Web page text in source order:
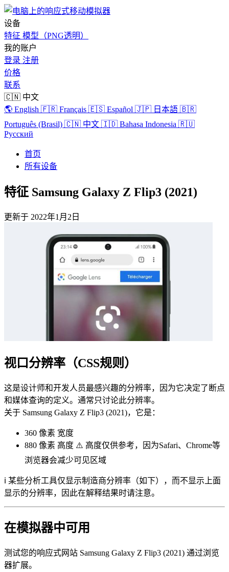
设备
特征 模型（PNG透明）
我的账户
登录 注册
价格
联系
🇨🇳 中文
🌎 English 🇫🇷 Français 🇪🇸 Español 🇯🇵 日本語 🇧🇷
Português (Brasil) 🇨🇳 中文 🇮🇩 Bahasa Indonesia 🇷🇺
Русский
首页
所有设备
特征 Samsung Galaxy Z Flip3 (2021)
更新于 2022年1月2日
视口分辨率（CSS规则）
这是设计师和开发人员最感兴趣的分辨率，因为它决定了断点
和媒体查询的定义。通常只讨论此分辨率。
关于 Samsung Galaxy Z Flip3 (2021)，它是：
360 像素 宽度
880 像素 高度 ⚠️ 高度仅供参考，因为Safari、Chrome等
浏览器会减少可见区域
ℹ️ 某些分析工具仅显示制造商分辨率（如下），而不显示上面
显示的分辨率，因此在解释结果时请注意。
在模拟器中可用
测试您的响应式网站 Samsung Galaxy Z Flip3 (2021) 通过浏览
器扩展。